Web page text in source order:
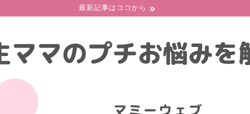
最新記事はココから